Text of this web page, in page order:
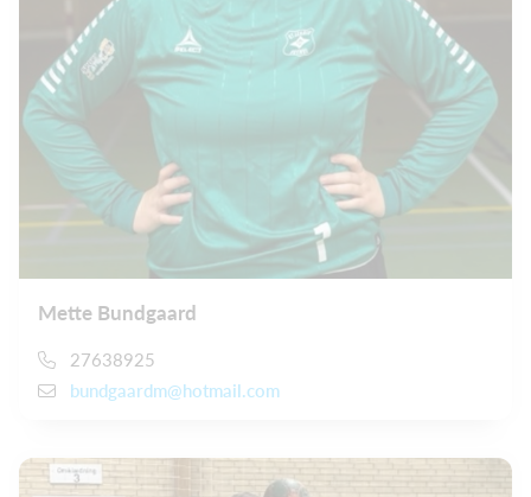
Mette Bundgaard
27638925
bundgaardm@hotmail.com